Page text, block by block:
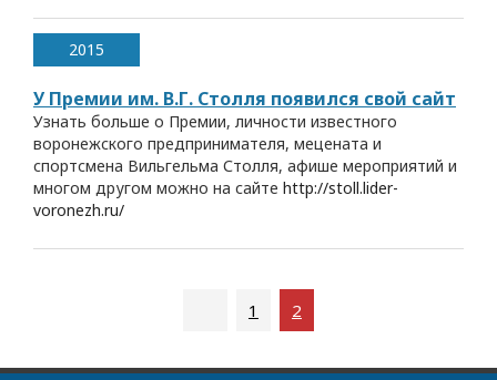
2015
У Премии им. В.Г. Столля появился свой сайт
Узнать больше о Премии, личности известного
воронежского предпринимателя, мецената и
спортсмена Вильгельма Столля, афише мероприятий и
многом другом можно на сайте http://stoll.lider-
voronezh.ru/
1 2